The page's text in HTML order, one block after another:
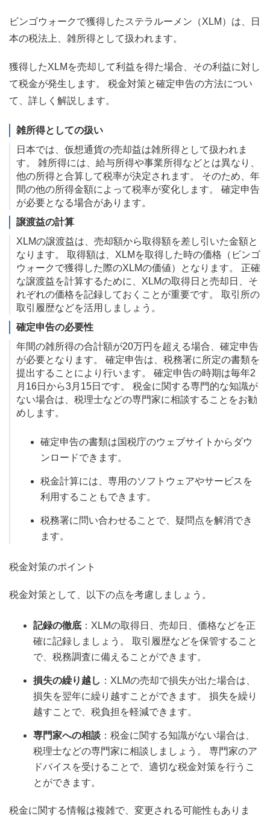
ビンゴウォークで獲得したステラルーメン（XLM）は、日
本の税法上、雑所得として扱われます。
獲得したXLMを売却して利益を得た場合、その利益に対し
て税金が発生します。 税金対策と確定申告の方法につい
て、詳しく解説します。
雑所得としての扱い
日本では、仮想通貨の売却益は雑所得として扱われま
す。 雑所得には、給与所得や事業所得などとは異なり、
他の所得と合算して税率が決定されます。 そのため、年
間の他の所得金額によって税率が変化します。 確定申告
が必要となる場合があります。
譲渡益の計算
XLMの譲渡益は、売却額から取得額を差し引いた金額と
なります。 取得額は、XLMを取得した時の価格（ビンゴ
ウォークで獲得した際のXLMの価値）となります。 正確
な譲渡益を計算するために、XLMの取得日と売却日、そ
れぞれの価格を記録しておくことが重要です。 取引所の
取引履歴などを活用しましょう。
確定申告の必要性
年間の雑所得の合計額が20万円を超える場合、確定申告
が必要となります。 確定申告は、税務署に所定の書類を
提出することにより行います。 確定申告の時期は毎年2
月16日から3月15日です。 税金に関する専門的な知識が
ない場合は、税理士などの専門家に相談することをお勧
めします。
確定申告の書類は国税庁のウェブサイトからダウ
ンロードできます。
税金計算には、専用のソフトウェアやサービスを
利用することもできます。
税務署に問い合わせることで、疑問点を解消でき
ます。
税金対策のポイント
税金対策として、以下の点を考慮しましょう。
記録の徹底 ：XLMの取得日、売却日、価格などを正
確に記録しましょう。 取引履歴などを保管すること
で、税務調査に備えることができます。
損失の繰り越し ：XLMの売却で損失が出た場合は、
損失を翌年に繰り越すことができます。 損失を繰り
越すことで、税負担を軽減できます。
専門家への相談 ：税金に関する知識がない場合は、
税理士などの専門家に相談しましょう。 専門家のア
ドバイスを受けることで、適切な税金対策を行うこ
とができます。
税金に関する情報は複雑で、変更される可能性もありま